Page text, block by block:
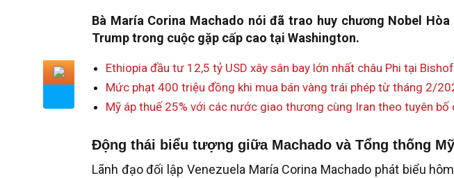
Bà María Corina Machado nói đã trao huy chương Nobel
Trump trong cuộc gặp cấp cao tại Washington.
Ethiopia đầu tư 12,5 tỷ USD xây sân bay lớn nhất châu Phi tại
Mức phạt 400 triệu đồng khi mua bán vàng trái phép từ tháng 2/
Mỹ áp thuế 25% với các nước giao thương cùng Iran theo tuyên bố
Động thái biểu tượng giữa Machado và Tổng thống Mỹ
Lãnh đạo đối lập Venezuela María Corina Machado phát biểu